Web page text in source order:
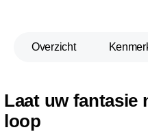
Overzicht
Laat uw fantasie
loop